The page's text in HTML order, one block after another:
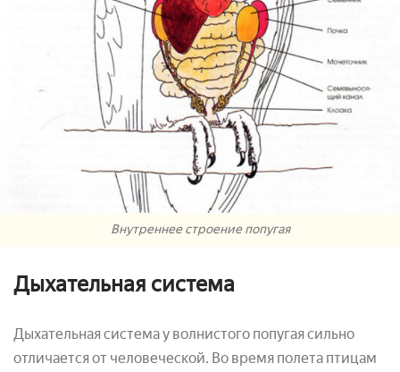
Внутреннее строение попугая
Дыхательная система
Дыхательная система у волнистого попугая сильно
отличается от человеческой. Во время полета птицам